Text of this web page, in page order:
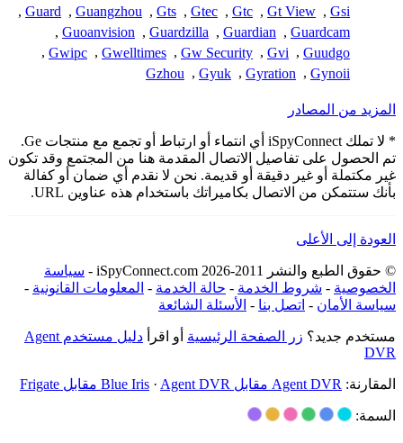
Gsi
,
Gt View
,
Gtc
,
Gtec
,
Gts
,
Guangzhou
,
Guard
,
Guardcam
,
Guardian
,
Guardzilla
,
Guoanvision
,
Guudgo
,
Gvi
,
Gw Security
,
Gwelltimes
,
Gwipc
,
Gynoii
,
Gyration
,
Gyuk
,
Gzhou
المزيد من المصادر
* لا تملك iSpyConnect أي انتماء أو ارتباط أو تجمع مع منتجات Ge.
تم الحصول على تفاصيل الاتصال المقدمة هنا من المجتمع وقد تكون
غير مكتملة أو غير دقيقة أو قديمة. نحن لا نقدم أي ضمان أو كفالة
بأنك ستتمكن من الاتصال بكاميراتك باستخدام هذه عناوين URL.
العودة إلى الأعلى
© حقوق الطبع والنشر 2011-2026 iSpyConnect.com -
سياسة
الخصوصية - شروط الخدمة - حالة الخدمة - المعلومات القانونية -
سياسة الأمان - اتصل بنا - الأسئلة الشائعة
مستخدم جديد؟ زر الصفحة الرئيسية أو اقرأ
دليل مستخدم Agent
DVR
المقارنة: Agent DVR مقابل Blue Iris · Agent DVR مقابل Frigate
السمة: